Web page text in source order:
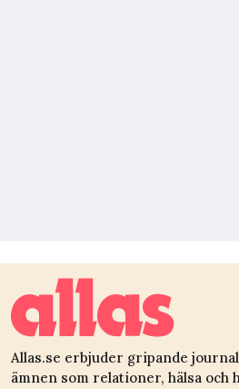
Allas.se erbjuder gripande
ämnen som relationer, hälsa och